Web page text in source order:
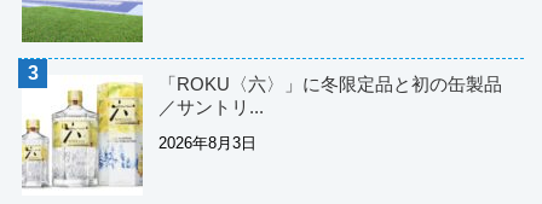
「ROKU〈六〉」に冬限定品と初の缶製品
／サントリ...
2026年8月3日